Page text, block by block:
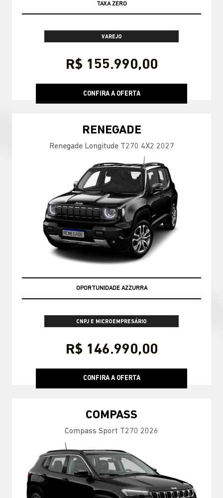
OPORTUNIDADE AZZURRA
VAREJO
R$ 155.990,00
CONFIRA A OFERTA
RENEGADE
Renegade Longitude T270 4X2 2027
OPORTUNIDADE AZZURRA
CNPJ E MICROEMPRESÁRIO
R$ 146.990,00
CONFIRA A OFERTA
COMPASS
Compass Sport T270 2026